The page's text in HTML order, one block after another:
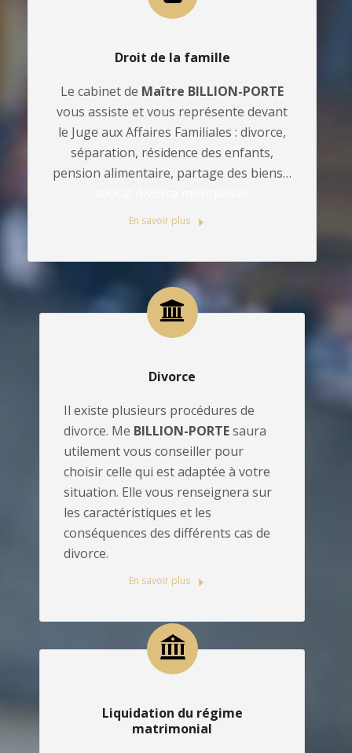
Droit de la famille
Le cabinet de Maître BILLION-PORTE
vous assiste et vous représente devant
le Juge aux Affaires Familiales : divorce,
séparation, résidence des enfants,
pension alimentaire, partage des biens…
En savoir plus
Divorce
Il existe plusieurs procédures de
divorce. Me BILLION-PORTEsaura
utilement vous conseiller pour
choisir celle qui est adaptée à votre
situation. Elle vous renseignera sur
les caractéristiques et les
conséquences des différents cas de
divorce.
En savoir plus
Liquidation du régime
matrimonial